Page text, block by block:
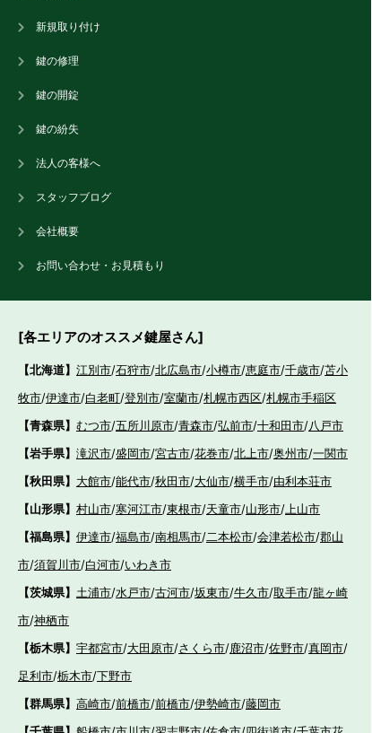
新規取り付け
鍵の修理
鍵の開錠
鍵の紛失
法人の客様へ
スタッフブログ
会社概要
お問い合わせ・お見積もり
[各エリアのオススメ鍵屋さん]
【北海道】 江別市/石狩市/北広島市/小樽市/恵庭市/千歳市/苫小
牧市/伊達市/白老町/登別市/室蘭市/札幌市西区/札幌市手稲区
【青森県】 むつ市/五所川原市/青森市/弘前市/十和田市/八戸市
【岩手県】 滝沢市/盛岡市/宮古市/花巻市/北上市/奥州市/一関市
【秋田県】 大館市/能代市/秋田市/大仙市/横手市/由利本荘市
【山形県】 村山市/寒河江市/東根市/天童市/山形市/ 上山市
【福島県】 伊達市/福島市/南相馬市/二本松市/会津若松市/郡山
市/須賀川市/白河市/いわき市
【茨城県】 土浦市/水戸市/古河市/坂東市/牛久市/取手市/龍ヶ崎
市/神栖市
【栃木県】 宇都宮市/大田原市/さくら市/鹿沼市/佐野市/真岡市/
足利市/栃木市/下野市
【群馬県】 高崎市/前橋市/前橋市/伊勢崎市/藤岡市